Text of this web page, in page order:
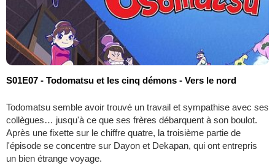
S01E07 - Todomatsu et les cinq démons - Vers le nord
Todomatsu semble avoir trouvé un travail et sympathise avec ses
collègues… jusqu'à ce que ses frères débarquent à son boulot.
Après une fixette sur le chiffre quatre, la troisième partie de
l'épisode se concentre sur Dayon et Dekapan, qui ont entrepris
un bien étrange voyage.